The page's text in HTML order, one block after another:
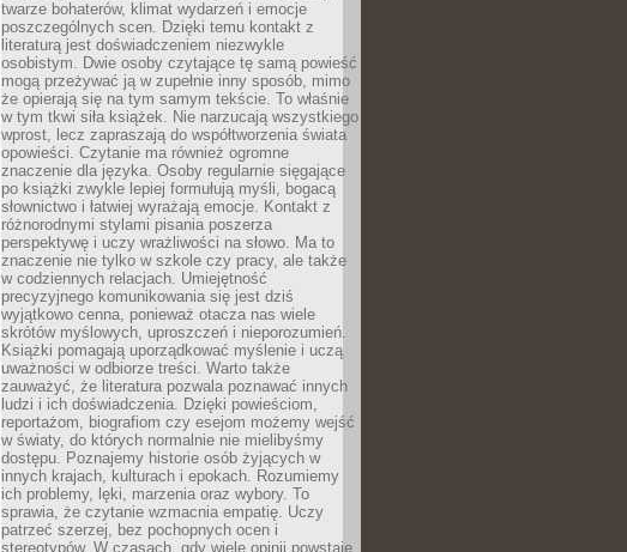
twarze bohaterów, klimat wydarzeń i emocje
poszczególnych scen. Dzięki temu kontakt z
literaturą jest doświadczeniem niezwykle
osobistym. Dwie osoby czytające tę samą powieść
mogą przeżywać ją w zupełnie inny sposób, mimo
że opierają się na tym samym tekście. To właśnie
w tym tkwi siła książek. Nie narzucają wszystkiego
wprost, lecz zapraszają do współtworzenia świata
opowieści. Czytanie ma również ogromne
znaczenie dla języka. Osoby regularnie sięgające
po książki zwykle lepiej formułują myśli, bogacą
słownictwo i łatwiej wyrażają emocje. Kontakt z
różnorodnymi stylami pisania poszerza
perspektywę i uczy wrażliwości na słowo. Ma to
znaczenie nie tylko w szkole czy pracy, ale także
w codziennych relacjach. Umiejętność
precyzyjnego komunikowania się jest dziś
wyjątkowo cenna, ponieważ otacza nas wiele
skrótów myślowych, uproszczeń i nieporozumień.
Książki pomagają uporządkować myślenie i uczą
uważności w odbiorze treści. Warto także
zauważyć, że literatura pozwala poznawać innych
ludzi i ich doświadczenia. Dzięki powieściom,
reportażom, biografiom czy esejom możemy wejść
w światy, do których normalnie nie mielibyśmy
dostępu. Poznajemy historie osób żyjących w
innych krajach, kulturach i epokach. Rozumiemy
ich problemy, lęki, marzenia oraz wybory. To
sprawia, że czytanie wzmacnia empatię. Uczy
patrzeć szerzej, bez pochopnych ocen i
stereotypów. W czasach, gdy wiele opinii powstaje